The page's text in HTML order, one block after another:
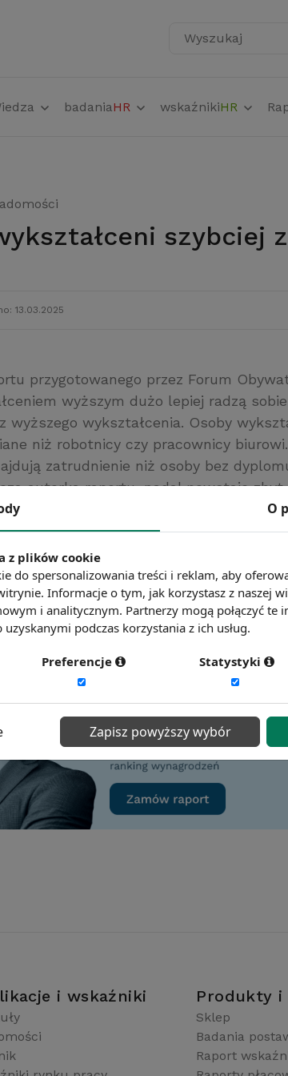
Wyszukaj
badaniaHR wskaźnikiHR
wykształceni szybciej
13.03.2025
przygotowanego przez Forum
wyższym dużo lepiej radzą
wyższego wykształcenia. Osoby
niż robotnicy czy pracownicy
zatrudnienie niż osoby bez
autorka raportu, nadal powstaje zbyt
być miejscem zatrudnienia dla wielu
Rozwoju
Zobacz więcej wiadomości
i wskaźniki Produkty i
Sklep
Badania
Raport
O
z plików cookie
do spersonalizowania treści i reklam, aby
Informacje o tym, jak korzystasz z naszej
i analitycznym. Partnerzy mogą połączyć
podczas korzystania z ich usług.
Preferencje Statystyki
Zapisz powyższy wybór